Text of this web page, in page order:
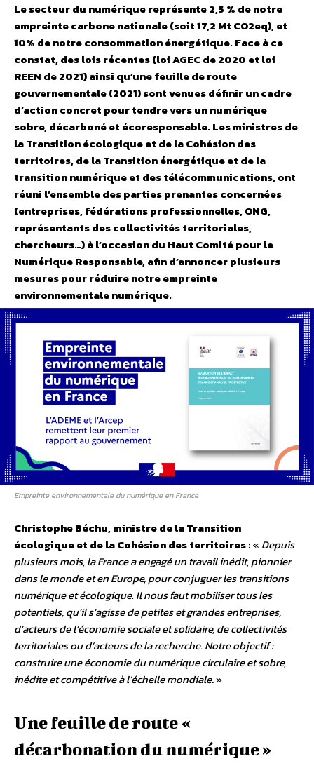
Le secteur du numérique représente 2,5 % de notre
empreinte carbone nationale (soit 17,2 Mt CO2eq), et
10% de notre consommation énergétique. Face à ce
constat, des lois récentes (loi AGEC de 2020 et loi
REEN de 2021) ainsi qu’une feuille de route
gouvernementale (2021) sont venues définir un cadre
d’action concret pour tendre vers un numérique
sobre, décarboné et écoresponsable. Les ministres de
la Transition écologique et de la Cohésion des
territoires, de la Transition énergétique et de la
transition numérique et des télécommunications, ont
réuni l’ensemble des parties prenantes concernées
(entreprises, fédérations professionnelles, ONG,
représentants des collectivités territoriales,
chercheurs…) à l’occasion du Haut Comité pour le
Numérique Responsable, afin d’annoncer plusieurs
mesures pour réduire notre empreinte
environnementale numérique.
Empreinte environnementale du numérique en France
Christophe Béchu, ministre de la Transition
écologique et de la Cohésion des territoires: « Depuis
plusieurs mois, la France a engagé un travail inédit, pionnier
dans le monde et en Europe, pour conjuguer les transitions
numérique et écologique. Il nous faut mobiliser tous les
potentiels, qu’il s’agisse de petites et grandes entreprises,
d’acteurs de l’économie sociale et solidaire, de collectivités
territoriales ou d’acteurs de la recherche. Notre objectif :
construire une économie du numérique circulaire et sobre,
inédite et compétitive à l’échelle mondiale. »
Une feuille de route «
décarbonation du numérique »